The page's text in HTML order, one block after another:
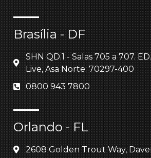
Brasília - DF
SHN QD.1 - Salas 705 a 707.
Live, Asa Norte: 70297-400
0800 943 7800
Orlando - FL
2608 Golden Trout Way,